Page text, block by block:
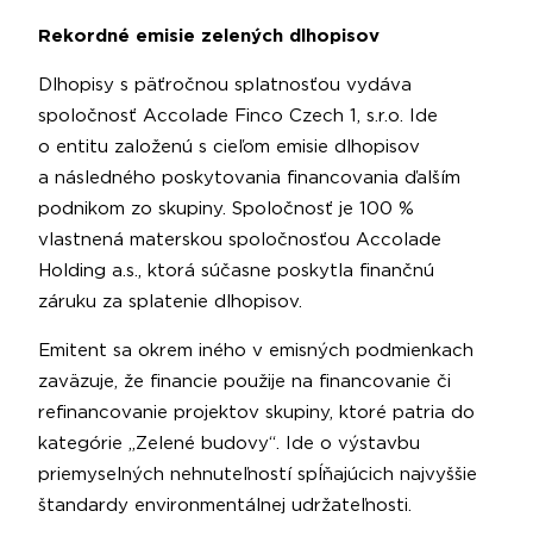
Rekordné emisie zelených dlhopisov
Dlhopisy s päťročnou splatnosťou vydáva
spoločnosť Accolade Finco Czech 1, s.r.o. Ide
o entitu založenú s cieľom emisie dlhopisov
a následného poskytovania financovania ďalším
podnikom zo skupiny. Spoločnosť je 100 %
vlastnená materskou spoločnosťou Accolade
Holding a.s., ktorá súčasne poskytla finančnú
záruku za splatenie dlhopisov.
Emitent sa okrem iného v emisných podmienkach
zaväzuje, že financie použije na financovanie či
refinancovanie projektov skupiny, ktoré patria do
kategórie „Zelené budovy“. Ide o výstavbu
priemyselných nehnuteľností spĺňajúcich najvyššie
štandardy environmentálnej udržateľnosti.